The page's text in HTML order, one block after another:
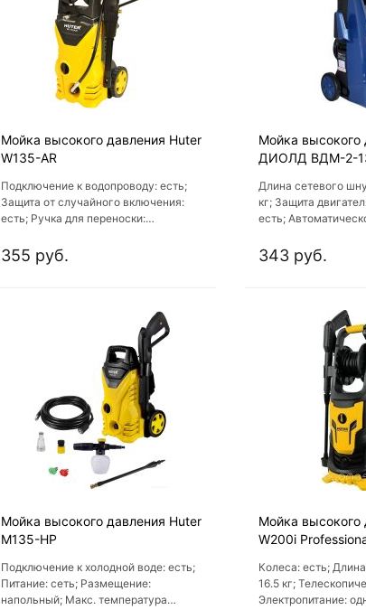
Мойка высокого давления Huter
W135-AR
Подключение к водопроводу: есть;
Защита от случайного включения:
есть; Ручка для переноски:
принадлежностей: нет;
Автоматическое отключение: есть
355 руб.
Мойка высокого
ДИОЛД ВДМ-2-
Длина сетевого
кг; Защита
есть;
давления: 5 м
343 руб.
Мойка высокого давления Huter
M135-HP
Подключение к холодной воде: есть;
Питание: сеть; Размещение:
напольный; Макс. температура
Мойка высокого
W200i
Колеса: есть;
16.5 кг;
Электропитание: